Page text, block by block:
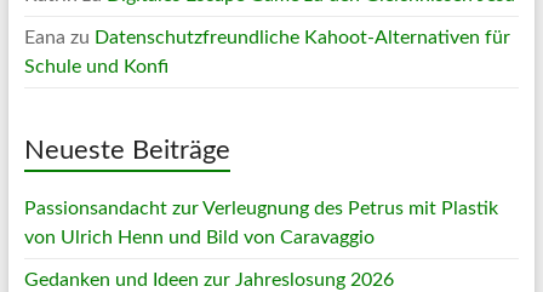
Eana zu Datenschutzfreundliche Kahoot-Alternativen für
Schule und Konfi
Neueste Beiträge
Passionsandacht zur Verleugnung des Petrus mit Plastik
von Ulrich Henn und Bild von Caravaggio
Gedanken und Ideen zur Jahreslosung 2026